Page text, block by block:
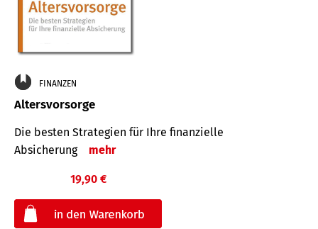
FINANZEN
Altersvorsorge
Die besten Strategien für Ihre finanzielle
Absicherung
mehr
19,90 €